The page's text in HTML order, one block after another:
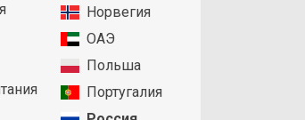
Норвегия
ОАЭ
Польша
Португалия